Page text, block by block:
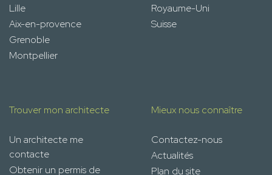
Lille
Aix-en-provence
Grenoble
Montpellier
Royaume-Uni
Suisse
Trouver mon architecte
Un architecte me
contacte
Obtenir un permis de
Mieux nous connaître
Contactez-nous
Actualités
Plan du site